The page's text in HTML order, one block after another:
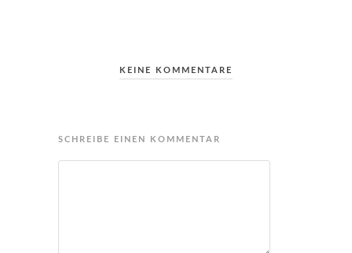
KEINE KOMMENTARE
SCHREIBE EINEN KOMMENTAR